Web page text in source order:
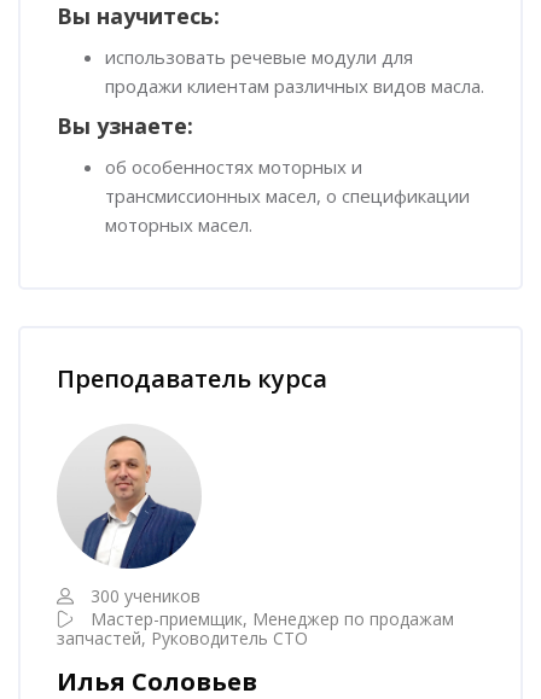
Вы научитесь:
использовать речевые модули для
продажи клиентам различных видов масла.
Вы узнаете:
об особенностях моторных и
трансмиссионных масел, о спецификации
моторных масел.
Преподаватель курса
300 учеников
Мастер-приемщик, Менеджер по продажам
запчастей, Руководитель СТО
Илья Соловьев